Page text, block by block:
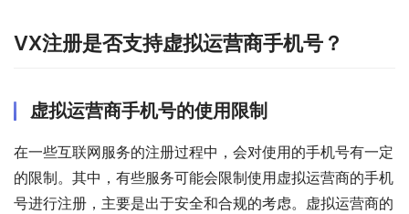
VX注册是否支持虚拟运营商手机号？
虚拟运营商手机号的使用限制
在一些互联网服务的注册过程中，会对使用的手机号有一定
的限制。其中，有些服务可能会限制使用虚拟运营商的手机
号进行注册，主要是出于安全和合规的考虑。虚拟运营商的